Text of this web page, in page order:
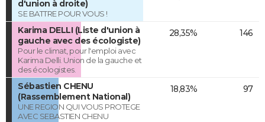
d'union à droite)
SE BATTRE POUR VOUS !
Karima DELLI (Liste d'union à
gauche avec des écologiste)
Pour le climat, pour l'emploi avec
Karima Delli. Union de la gauche et
des écologistes.
28,35% 146
Sébastien CHENU
(Rassemblement National)
UNE REGION QUI VOUS PROTEGE
AVEC SEBASTIEN CHENU
18,83% 97